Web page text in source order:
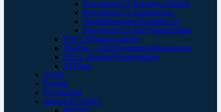
Powerheart G5 Sonstiges Zubehör
Powerheart G5 Tragetaschen
Wandhalterungen/Schränke G5
Powerheart G5 AED Wandschilder
ZOLL Rettungssymbole
PlusTrac – AED Programm-Management
ZOLL Training/Demonstration
AEDtrax
ViVest
Progetti
CU Medical
medical ECONET
MEPAD